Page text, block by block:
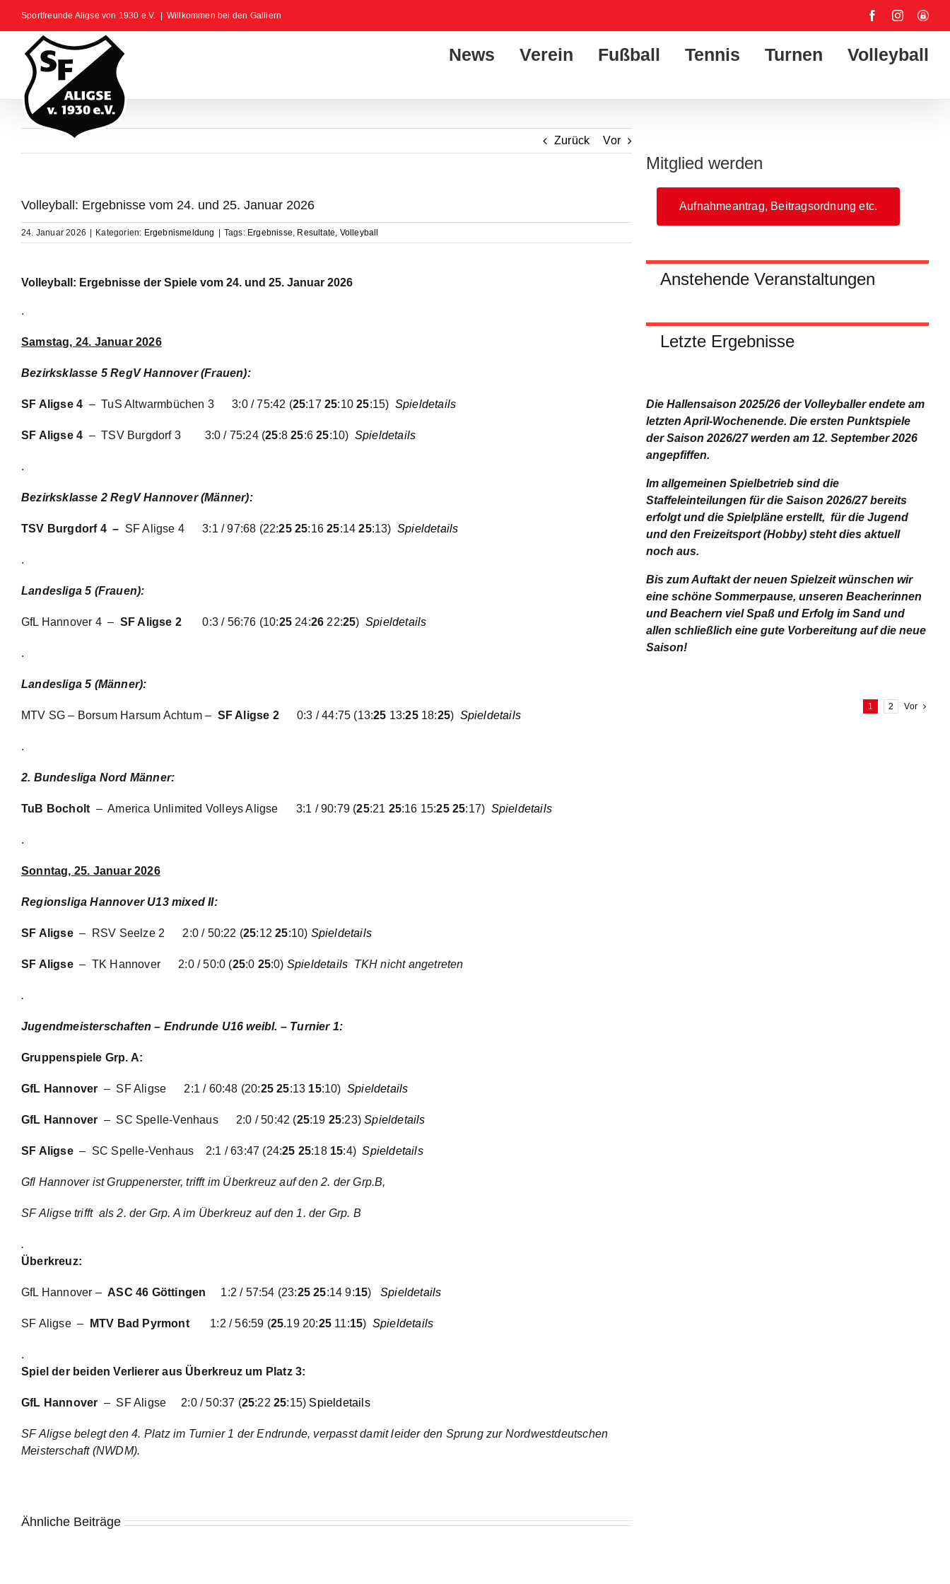
springen
Sportfreunde Aligse von 1930 e.V. Willkommen bei den Galliern FacebookInstagram
User-
News Verein Fußball Tennis Turnen Volleyball
Zurück Vor
Volleyball: Ergebnisse vom 24. und 25. Januar 2026
24. Januar 2026 Kategorien: Ergebnismeldung Tags: Ergebnisse, Resultate, Volleyball
Volleyball: Ergebnisse der Spiele vom 24. und 25. Januar 2026
.
Samstag, 24. Januar 2026
Bezirksklasse 5 RegV Hannover (Frauen):
SF Aligse 4 – TuS Altwarmbüchen 33:0 / 75:42 (25:1725:1025:15) Spieldetails
SF Aligse 4 – TSV Burgdorf 3 3:0 / 75:24 (25:825:625:10) Spieldetails
.
Bezirksklasse 2 RegV Hannover (Männer):
TSV Burgdorf 4 – SF Aligse 43:1 / 97:68 (22:25 25:1625:1425:13) Spieldetails
.
Landesliga 5 (Frauen):
GfL Hannover 4 – SF Aligse 2 0:3 / 56:76 (10:25 24:26 22:25) Spieldetails
.
Landesliga 5 (Männer):
MTV SG – Borsum Harsum Achtum– SF Aligse 2 0:3 / 44:75 (13:25 13:2518:25) Spieldetails
.
2. Bundesliga Nord Männer:
TuB Bocholt – America Unlimited Volleys Aligse 3:1 / 90:79 (25:21 25:16 15:25 25:17) Spieldetails
.
Sonntag, 25. Januar 2026
Regionsliga Hannover U13 mixed II:
SF Aligse– RSV Seelze 2 2:0 / 50:22 (25:1225:10) Spieldetails
SF Aligse– TK Hannover 2:0 / 50:0 (25:0 25:0) Spieldetails TKH nicht angetreten
.
Jugendmeisterschaften – Endrunde U16 weibl. – Turnier 1:
Gruppenspiele Grp. A:
GfL Hannover – SF Aligse 2:1 / 60:48 (20:25 25:13 15:10) Spieldetails
GfL Hannover – SC Spelle-Venhaus 2:0 / 50:42 (25:19 25:23) Spieldetails
SF Aligse– SC Spelle-Venhaus 2:1 / 63:47 (24:25 25:18 15:4)Spieldetails
Gfl Hannover ist Gruppenerster, trifft im Überkreuz auf den 2. der Grp.B,
SF Aligse trifft als 2. der Grp. A im Überkreuz auf den 1. der Grp. B
.
Überkreuz:
GfL Hannover – ASC 46 Göttingen 1:2 / 57:54 (23:25 25:14 9:15)Spieldetails
SF Aligse – MTV Bad Pyrmont1:2 / 56:59 (25.19 20:25 11:15) Spieldetails
.
Spiel der beiden Verlierer aus Überkreuz um Platz 3:
GfL Hannover – SF Aligse 2:0 / 50:37 (25:2225:15) Spieldetails
SF Aligse belegt den 4. Platz im Turnier 1 der Endrunde, verpasst damit leider den Sprung zur Nordwestdeutschen
Meisterschaft (NWDM).
Ähnliche Beiträge
Mitglied werden
Aufnahmeantrag, Beitragsordnung etc.
Anstehende Veranstaltungen
Letzte Ergebnisse
Die Hallensaison 2025/26 der Volleyballer endete am
letzten April-Wochenende. Die ersten Punktspiele
der Saison 2026/27 werden am 12. September 2026
angepfiffen.
Im allgemeinen Spielbetrieb sind die
Staffeleinteilungen für die Saison 2026/27 bereits
erfolgt und die Spielpläne erstellt, für die Jugend
und den Freizeitsport (Hobby) steht dies aktuell
noch aus.
Bis zum Auftakt der neuen Spielzeit wünschen wir
eine schöne Sommerpause, unseren Beacherinnen
und Beachern viel Spaß und Erfolg im Sand und
allen schließlich eine gute Vorbereitung auf die neue
Saison!
1 2 Vor